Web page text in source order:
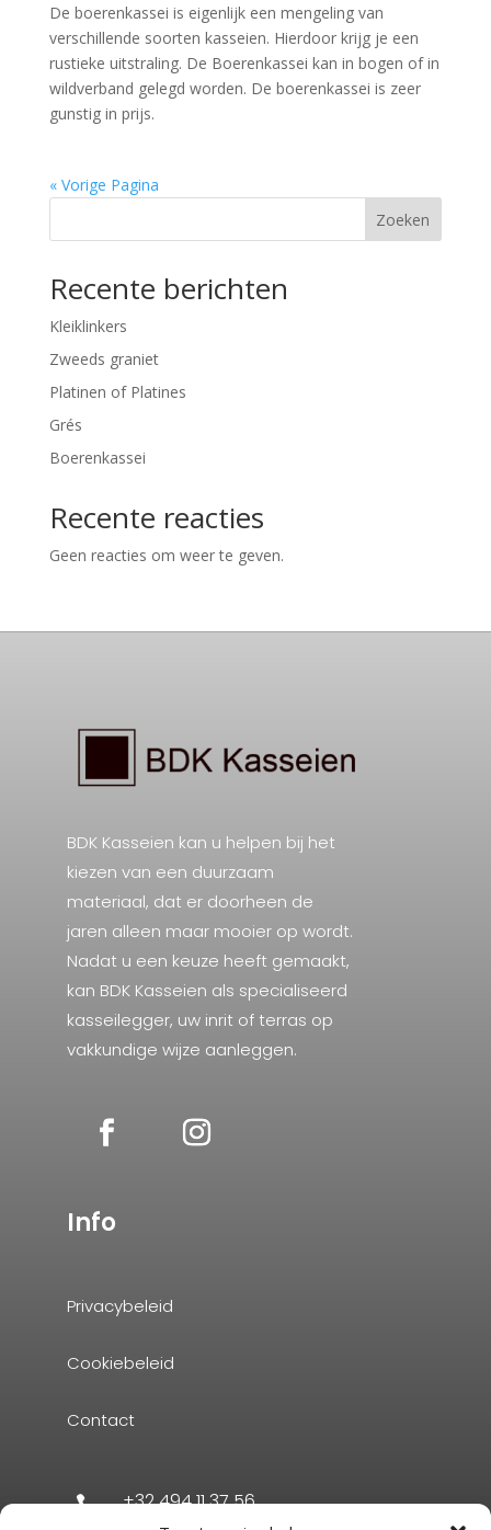
De boerenkassei is eigenlijk een mengeling van
verschillende soorten kasseien. Hierdoor krijg je een
rustieke uitstraling. De Boerenkassei kan in bogen of in
wildverband gelegd worden. De boerenkassei is zeer
gunstig in prijs.
« Vorige Pagina
Zoeken
Recente berichten
Kleiklinkers
Zweeds graniet
Platinen of Platines
Grés
Boerenkassei
Recente reacties
Geen reacties om weer te geven.
BDK Kasseien kan u helpen bij het
kiezen van een duurzaam
materiaal, dat er doorheen de
jaren alleen maar mooier op wordt.
Nadat u een keuze heeft gemaakt,
kan BDK Kasseien als specialiseerd
kasseilegger, uw inrit of terras op
vakkundige wijze aanleggen.
Info
Privacybeleid
Cookiebeleid
Contact
 +32 494 11 37 56